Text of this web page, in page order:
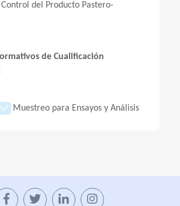
Control del Producto Pastero-
de Cualificación
Muestreo para Ensayos y Análisis